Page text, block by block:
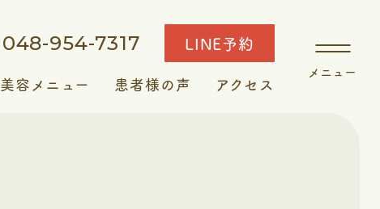
048-954-7317 LINE予約
美容メニュー 患者様の声 アクセス